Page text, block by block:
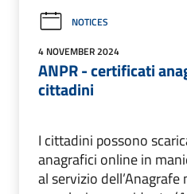
NOTICES
4 NOVEMBER 2024
ANPR - certificati
cittadini
I cittadini possono
anagrafici online in
al servizio